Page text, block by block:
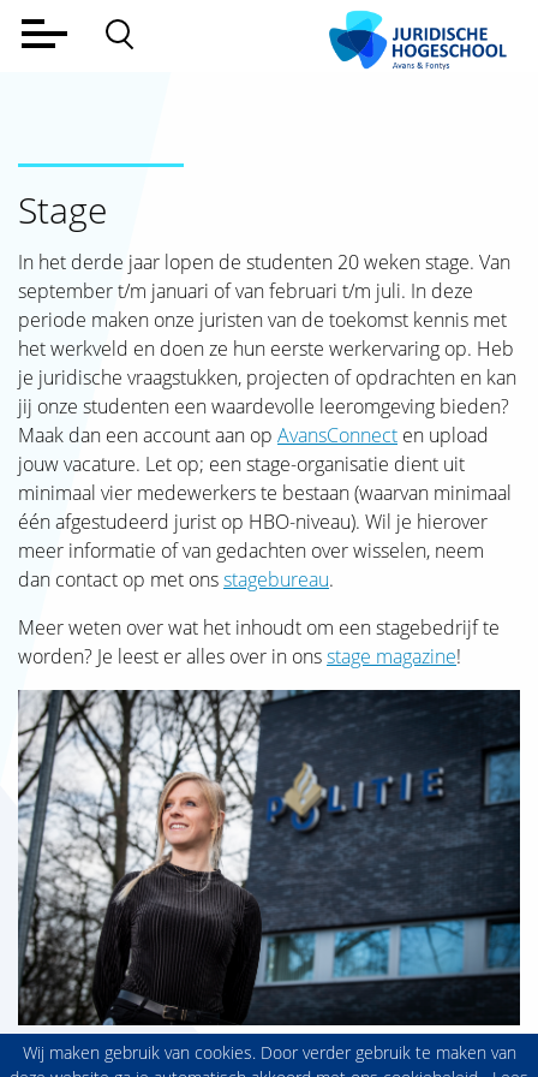
Werkveld
Alumni
Lectoraat
Over ons
Aanmelden
Contact
SJAK
Stage
In het derde jaar lopen de studenten 20 weken stage. Van
september t/m januari of van februari t/m juli. In deze
periode maken onze juristen van de toekomst kennis met
het werkveld en doen ze hun eerste werkervaring op. Heb
je juridische vraagstukken, projecten of opdrachten en kan
jij onze studenten een waardevolle leeromgeving bieden?
Maak dan een account aan op AvansConnect en upload
jouw vacature. Let op; een stage-organisatie dient uit
minimaal vier medewerkers te bestaan (waarvan minimaal
één afgestudeerd jurist op HBO-niveau). Wil je hierover
meer informatie of van gedachten over wisselen, neem
dan contact op met onsstagebureau.
Meer weten over wat het inhoudt om een stagebedrijf te
worden? Je leest er alles over in onsstage magazine!
Wij maken gebruik van cookies. Door verder gebruik te maken van